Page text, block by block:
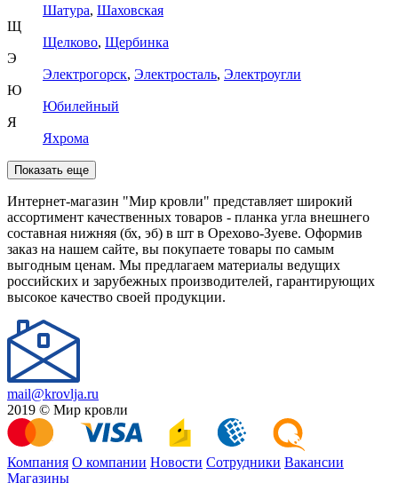
Шатура, Шаховская
Щ
Щелково, Щербинка
Э
Электрогорск, Электросталь, Электроугли
Ю
Юбилейный
Я
Яхрома
Показать еще
Интернет-магазин "Мир кровли" представляет широкий
ассортимент качественных товаров - планка угла внешнего
составная нижняя (бх, эб) в шт в Орехово-Зуеве. Оформив
заказ на нашем сайте, вы покупаете товары по самым
выгодным ценам. Мы предлагаем материалы ведущих
российских и зарубежных производителей, гарантирующих
высокое качество своей продукции.
mail@krovlja.ru
2019 © Мир кровли
Компания О компании Новости Сотрудники Вакансии
Магазины